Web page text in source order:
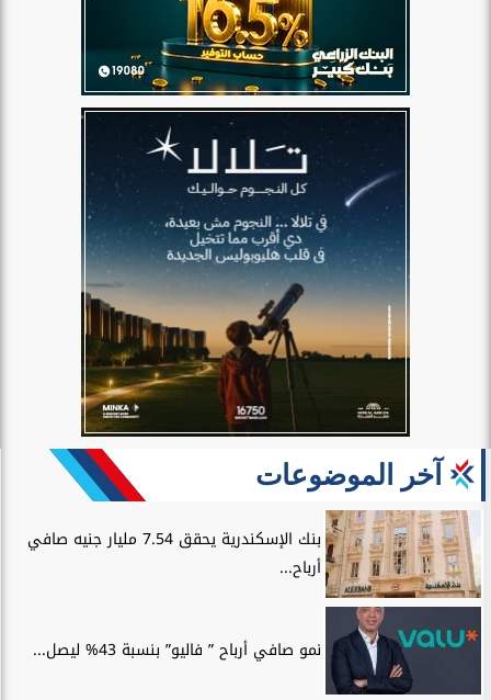
آخر الموضوعات
بنك الإسكندرية يحقق 7.54 مليار جنيه صافي
أرباح...
نمو صافي أرباح ” فاليو” بنسبة 43% ليصل...